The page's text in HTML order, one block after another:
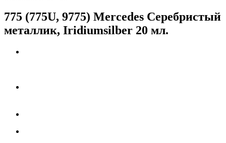
775 (775U, 9775) Mercedes Серебристый
металлик, Iridiumsilber 20 мл.